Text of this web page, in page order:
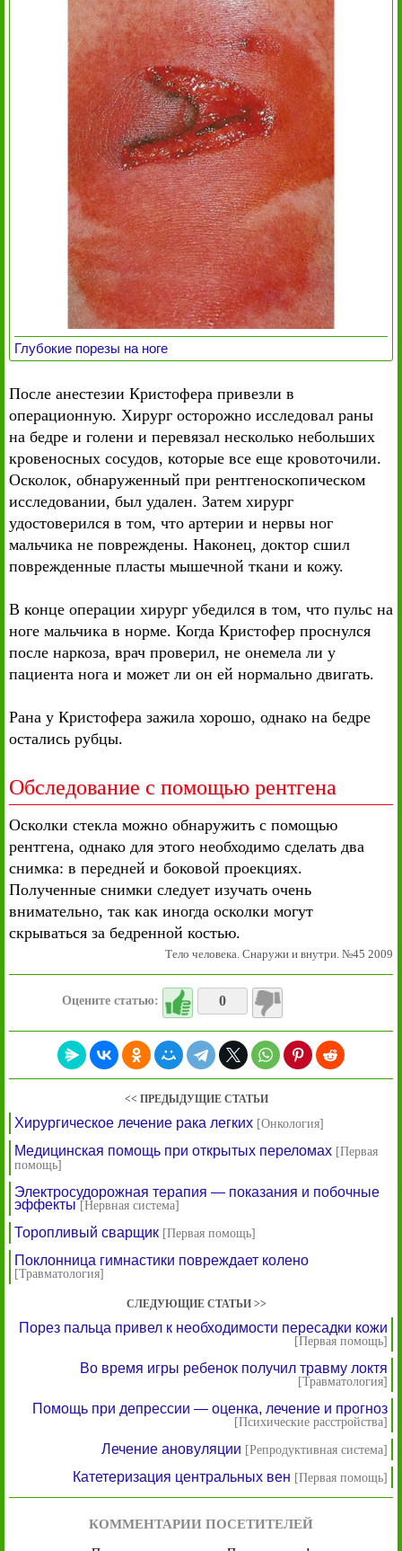
Глубокие порезы на ноге
После анестезии Кристофера привезли в
операционную. Хирург осторожно исследовал раны
на бедре и голени и перевязал несколько небольших
кровеносных сосудов, которые все еще кровоточили.
Осколок, обнаруженный при рентгеноскопическом
исследовании, был удален. Затем хирург
удостоверился в том, что артерии и нервы ног
мальчика не повреждены. Наконец, доктор сшил
поврежденные пласты мышечной ткани и кожу.
В конце операции хирург убедился в том, что пульс на
ноге мальчика в норме. Когда Кристофер проснулся
после наркоза, врач проверил, не онемела ли у
пациента нога и может ли он ей нормально двигать.
Рана у Кристофера зажила хорошо, однако на бедре
остались рубцы.
Обследование с помощью рентгена
Осколки стекла можно обнаружить с помощью
рентгена, однако для этого необходимо сделать два
снимка: в передней и боковой проекциях.
Полученные снимки следует изучать очень
внимательно, так как иногда осколки могут
скрываться за бедренной костью.
Тело человека. Снаружи и внутри. №45 2009
Оцените статью: 0
<< ПРЕДЫДУЩИЕ СТАТЬИ
Хирургическое лечение рака легких [Онкология]
Медицинская помощь при открытых переломах [Первая
помощь]
Электросудорожная терапия — показания и побочные
эффекты[Нервная система]
Торопливый сварщик [Первая помощь]
Поклонница гимнастики повреждает колено
[Травматология]
СЛЕДУЮЩИЕ СТАТЬИ >>
Порез пальца привел к необходимости пересадки кожи
[Первая помощь]
Во время игры ребенок получил травму локтя
[Травматология]
Помощь при депрессии — оценка, лечение и прогноз
[Психические расстройства]
Лечение ановуляции [Репродуктивная система]
Катетеризация центральных вен [Первая помощь]
КОММЕНТАРИИ ПОСЕТИТЕЛЕЙ